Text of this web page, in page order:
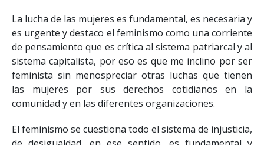
La lucha de las mujeres es fundamental, es necesaria y
es urgente y destaco el feminismo como una corriente
de pensamiento que es crítica al sistema patriarcal y al
sistema capitalista, por eso es que me inclino por ser
feminista sin menospreciar otras luchas que tienen
las mujeres por sus derechos cotidianos en la
comunidad y en las diferentes organizaciones.
El feminismo se cuestiona todo el sistema de injusticia,